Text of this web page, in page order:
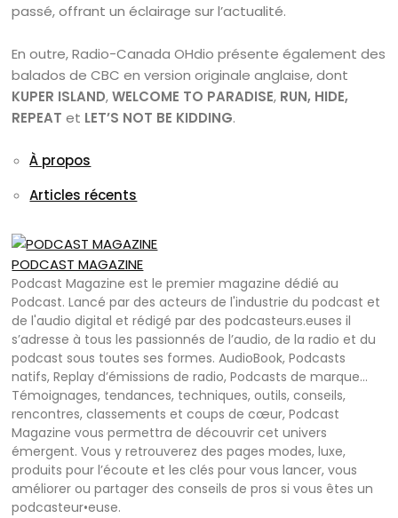
passé, offrant un éclairage sur l’actualité.
En outre, Radio-Canada OHdio présente également des
balados de CBC en version originale anglaise, dont
KUPER ISLAND,WELCOME TO PARADISE, RUN, HIDE,
REPEAT et LET’S NOT BE KIDDING.
À propos
Articles récents
PODCAST MAGAZINE
Podcast Magazine est le premier magazine dédié au
Podcast. Lancé par des acteurs de l'industrie du podcast et
de l'audio digital et rédigé par des podcasteurs.euses il
s’adresse à tous les passionnés de l’audio, de la radio et du
podcast sous toutes ses formes. AudioBook, Podcasts
natifs, Replay d’émissions de radio, Podcasts de marque…
Témoignages, tendances, techniques, outils, conseils,
rencontres, classements et coups de cœur, Podcast
Magazine vous permettra de découvrir cet univers
émergent. Vous y retrouverez des pages modes, luxe,
produits pour l’écoute et les clés pour vous lancer, vous
améliorer ou partager des conseils de pros si vous êtes un
podcasteur•euse.